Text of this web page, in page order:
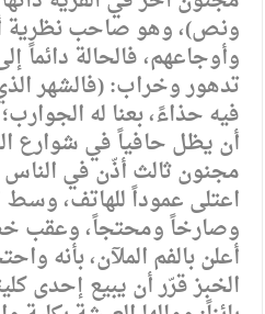
ونص)، وهو صاحب نظرية
وأوجاعهم، فالحالة دائماً
تدهور وخراب: (فالشهر
فيه حذاءً، بعنا له
أن يظل حافياً في شوارع
مجنون ثالث أذّن في الناس
اعتلى عموداً للهاتف،
وصارخاً ومحتجاً، وعقب
أعلن بالفم الملآن، بأنه
الخبز قرّر أن يبيع إحدى